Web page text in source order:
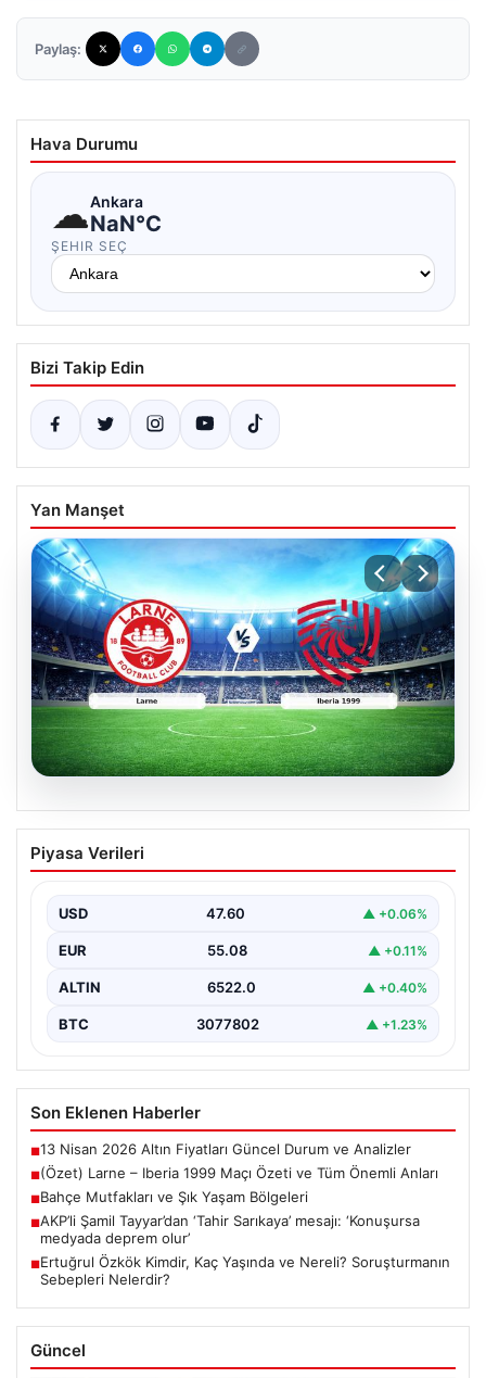
Paylaş:
Hava Durumu
☁Ankara
NaN°C
ŞEHIR SEÇ
Bizi Takip Edin
Yan Manşet
04.08.2026
(Özet) Larne – Iberia 1999 Maçı Özeti
ve Tüm Önemli Anları
Piyasa Verileri
USD 47.60 ▲ +0.06%
EUR 55.08 ▲ +0.11%
ALTIN 6522.0 ▲ +0.40%
BTC 3077802 ▲ +1.23%
Son Eklenen Haberler
■13 Nisan 2026 Altın Fiyatları Güncel Durum ve Analizler
■(Özet) Larne – Iberia 1999 Maçı Özeti ve Tüm Önemli Anları
■Bahçe Mutfakları ve Şık Yaşam Bölgeleri
■AKP’li Şamil Tayyar’dan ‘Tahir Sarıkaya’ mesajı: ‘Konuşursa
medyada deprem olur’
■Ertuğrul Özkök Kimdir, Kaç Yaşında ve Nereli? Soruşturmanın
Sebepleri Nelerdir?
Güncel